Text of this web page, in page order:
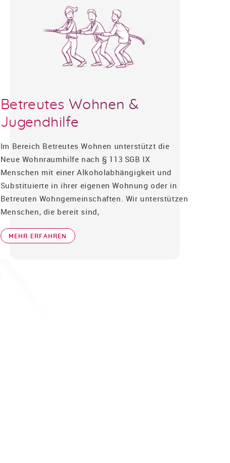
Betreutes Wohnen &
Jugendhilfe
Im Bereich Betreutes Wohnen unterstützt die
Neue Wohnraumhilfe nach § 113 SGB IX
Menschen mit einer Alkoholabhängigkeit und
Substituierte in ihrer eigenen Wohnung oder in
Betreuten Wohngemeinschaften. Wir unterstützen
Menschen, die bereit sind,
MEHR ERFAHREN